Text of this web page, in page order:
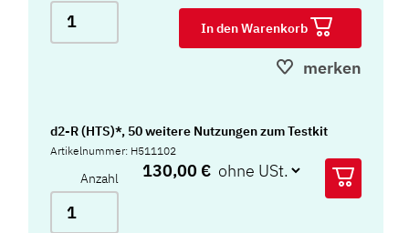
In den Warenkorb
merken
d2-R (HTS)*, 50 weitere Nutzungen zum Testkit
Artikelnummer: H511102
Anzahl 130,00 €